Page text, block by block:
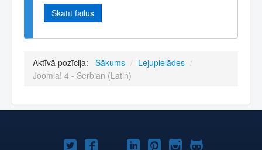
Skatīt failus
Aktīvā pozīcija: Sākums / Lejupielādes /
Joomla! 4 - Serbian (Latin)
Joomla!Joomla!Joomla!
Joomla!Joomla!
Joomla!Joomla!